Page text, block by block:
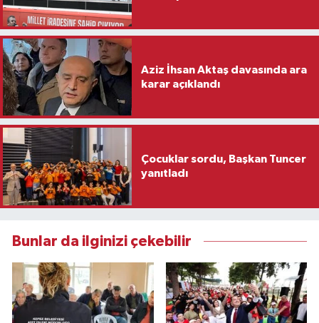
Aziz İhsan Aktaş davasında ara
karar açıklandı
Çocuklar sordu, Başkan Tuncer
yanıtladı
Bunlar da ilginizi çekebilir